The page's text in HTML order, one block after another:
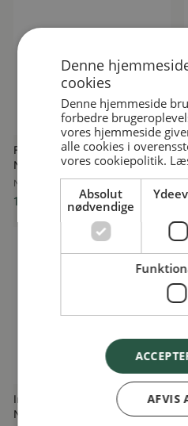
Frugtstang Blåbær i Træ,
MaMaMeMo
MAMAMEMO
19,95 kr
Indkøbskurv i Metal,
MaMaMeMo
Denne
cookies
Denne hjemmeside
forbedre
vores hjemmeside
alle cookies i
vores cookiepolitik.
Absolut
nødvendige
AFVIS